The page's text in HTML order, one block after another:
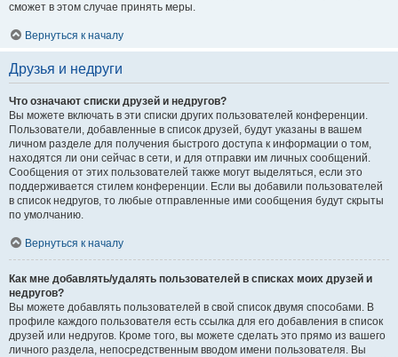
сможет в этом случае принять меры.
Вернуться к началу
Друзья и недруги
Что означают списки друзей и недругов?
Вы можете включать в эти списки других пользователей конференции.
Пользователи, добавленные в список друзей, будут указаны в вашем
личном разделе для получения быстрого доступа к информации о том,
находятся ли они сейчас в сети, и для отправки им личных сообщений.
Сообщения от этих пользователей также могут выделяться, если это
поддерживается стилем конференции. Если вы добавили пользователей
в список недругов, то любые отправленные ими сообщения будут скрыты
по умолчанию.
Вернуться к началу
Как мне добавлять/удалять пользователей в списках моих друзей и
недругов?
Вы можете добавлять пользователей в свой список двумя способами. В
профиле каждого пользователя есть ссылка для его добавления в список
друзей или недругов. Кроме того, вы можете сделать это прямо из вашего
личного раздела, непосредственным вводом имени пользователя. Вы